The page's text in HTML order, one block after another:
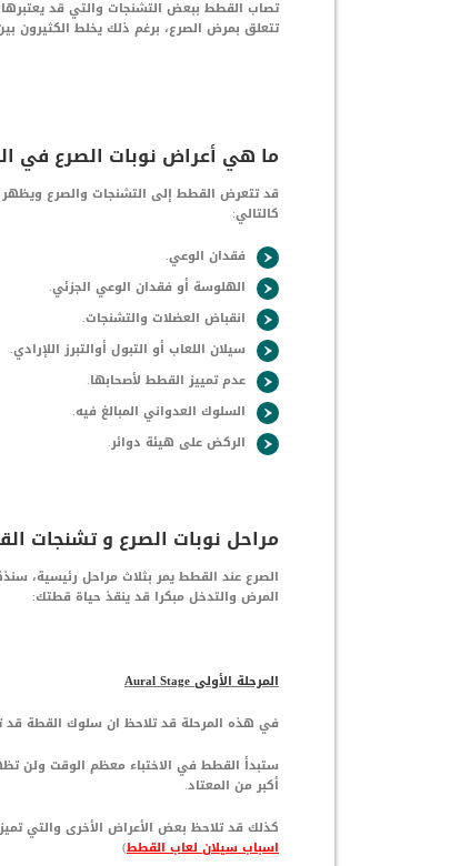
تصاب القطط ببعض التشنجات والتي قد
تتعلق بمرض الصرع، برغم ذلك يخلط الكثيرون
ما هي أعراض نوبات الصرع في
قد تتعرض القطط إلى التشنجات والصرع
كالتالي:
فقدان الوعي.
الهلوسة أو فقدان الوعي الجزئي.
انقباض العضلات والتشنجات.
سيلان اللعاب أو التبول أوالتبرز اللإرادي.
عدم تمييز القطط لأصحابها.
السلوك العدواني المبالغ فيه.
الركض على هيئة دوائر.
مراحل نوبات الصرع و تشنجات
الصرع عند القطط يمر بثلاث مراحل رئيسية،
المرض والتدخل مبكرا قد ينقذ حياة قطتك:
المرحلة الأولى Aural Stage
في هذه المرحلة قد تلاحظ ان سلوك القطة قد
ستبدأ القطط في الاختباء معظم الوقت ولن
أكبر من المعتاد.
كذلك قد تلاحظ بعض الأعراض الأخرى والتي
اسباب سيلان لعاب القطط)